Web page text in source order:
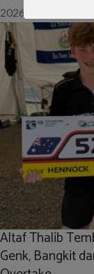
2026 dengan hasil…
Altaf Thalib
Genk, Bangkit